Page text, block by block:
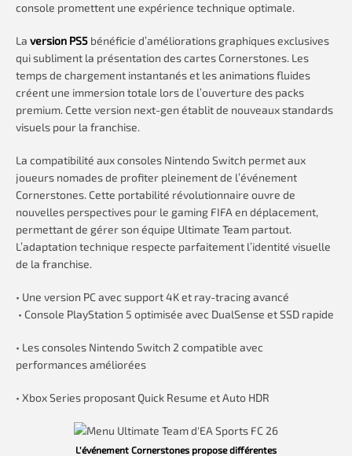
console promettent une expérience technique optimale.
La version PS5 bénéficie d’améliorations graphiques exclusives
qui subliment la présentation des cartes Cornerstones. Les
temps de chargement instantanés et les animations fluides
créent une immersion totale lors de l’ouverture des packs
premium. Cette version next-gen établit de nouveaux standards
visuels pour la franchise.
La compatibilité aux consoles Nintendo Switch permet aux
joueurs nomades de profiter pleinement de l’événement
Cornerstones. Cette portabilité révolutionnaire ouvre de
nouvelles perspectives pour le gaming FIFA en déplacement,
permettant de gérer son équipe Ultimate Team partout.
L’adaptation technique respecte parfaitement l’identité visuelle
de la franchise.
• Une version PC avec support 4K et ray-tracing avancé
• Console PlayStation 5 optimisée avec DualSense et SSD rapide
• Les consoles Nintendo Switch 2 compatible avec
performances améliorées
• Xbox Series proposant Quick Resume et Auto HDR
L’événement Cornerstones propose différentes